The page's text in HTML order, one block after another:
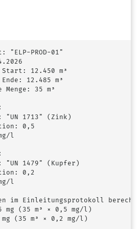
PROD-01"
12.450 m³
12.485 m³
35 m³
"UN 1713" (Zink)
0,5
l
"UN 1479" (Kupfer)
0,2
l
im Einleitungsprotokoll
(35 m³ × 0,5 mg/l)